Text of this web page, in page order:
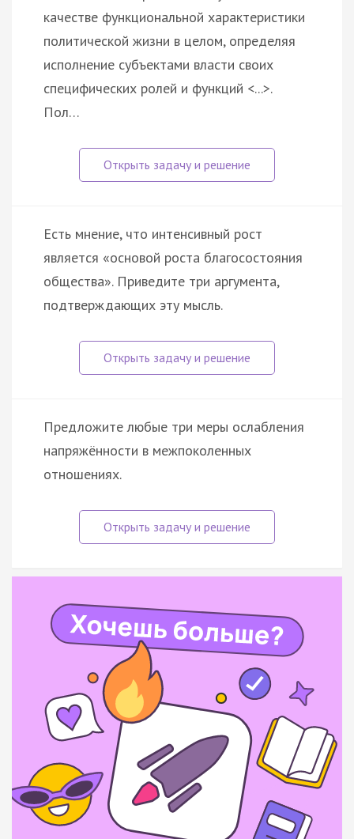
качестве функциональной характеристики
политической жизни в целом, определяя
исполнение субъектами власти своих
специфических ролей и функций <...>.
Пол…
Есть мнение, что интенсивный рост
является «основой роста благосостояния
общества». Приведите три аргумента,
подтверждающих эту мысль.
Предложите любые три меры ослабления
напряжённости в межпоколенных
отношениях.